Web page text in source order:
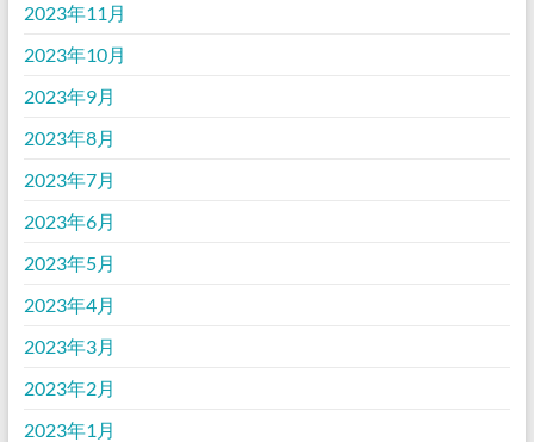
2023年11月
2023年10月
2023年9月
2023年8月
2023年7月
2023年6月
2023年5月
2023年4月
2023年3月
2023年2月
2023年1月